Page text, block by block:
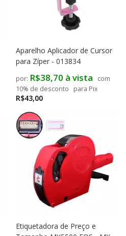
Aparelho Aplicador de Cursor
para Zíper - 013834
R$43,00
R$38,70 à vista
com
10% de desconto
para Pix
Etiquetadora de Preço e